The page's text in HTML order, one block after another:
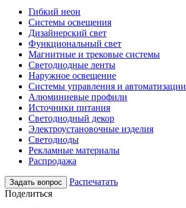
Гибкий неон
Системы освещения
Дизайнерский свет
Функциональный свет
Магнитные и трековые системы
Светодиодные ленты
Наружное освещение
Системы управления и автоматизации
Алюминиевые профили
Источники питания
Светодиодный декор
Электроустановочные изделия
Светодиоды
Рекламные материалы
Распродажа
Задать вопрос
Распечатать
Поделиться